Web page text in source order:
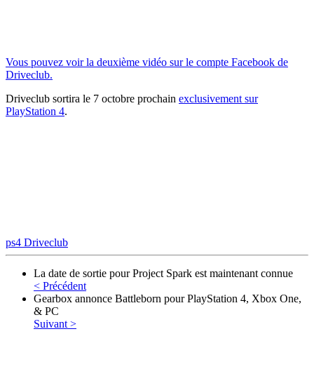
Vous pouvez voir la deuxième vidéo sur le compte Facebook de
Driveclub.
Driveclub sortira le 7 octobre prochain exclusivement sur
PlayStation 4.
ps4 Driveclub
La date de sortie pour Project Spark est maintenant connue
< Précédent
Gearbox annonce Battleborn pour PlayStation 4, Xbox One,
& PC
Suivant >